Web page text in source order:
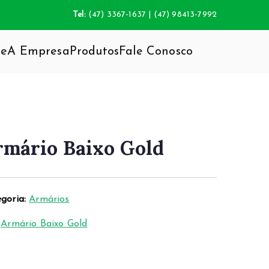
Tel: (47) 3367-1637 | (47) 98413-7992
inovação do mobiliário, agregando total
A Empresa ProdutosFale Conosco
Baixo Gold
Armários
Armário Baixo Gold